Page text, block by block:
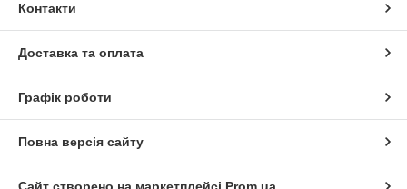
Контакти
Доставка та оплата
Графік роботи
Повна версія сайту